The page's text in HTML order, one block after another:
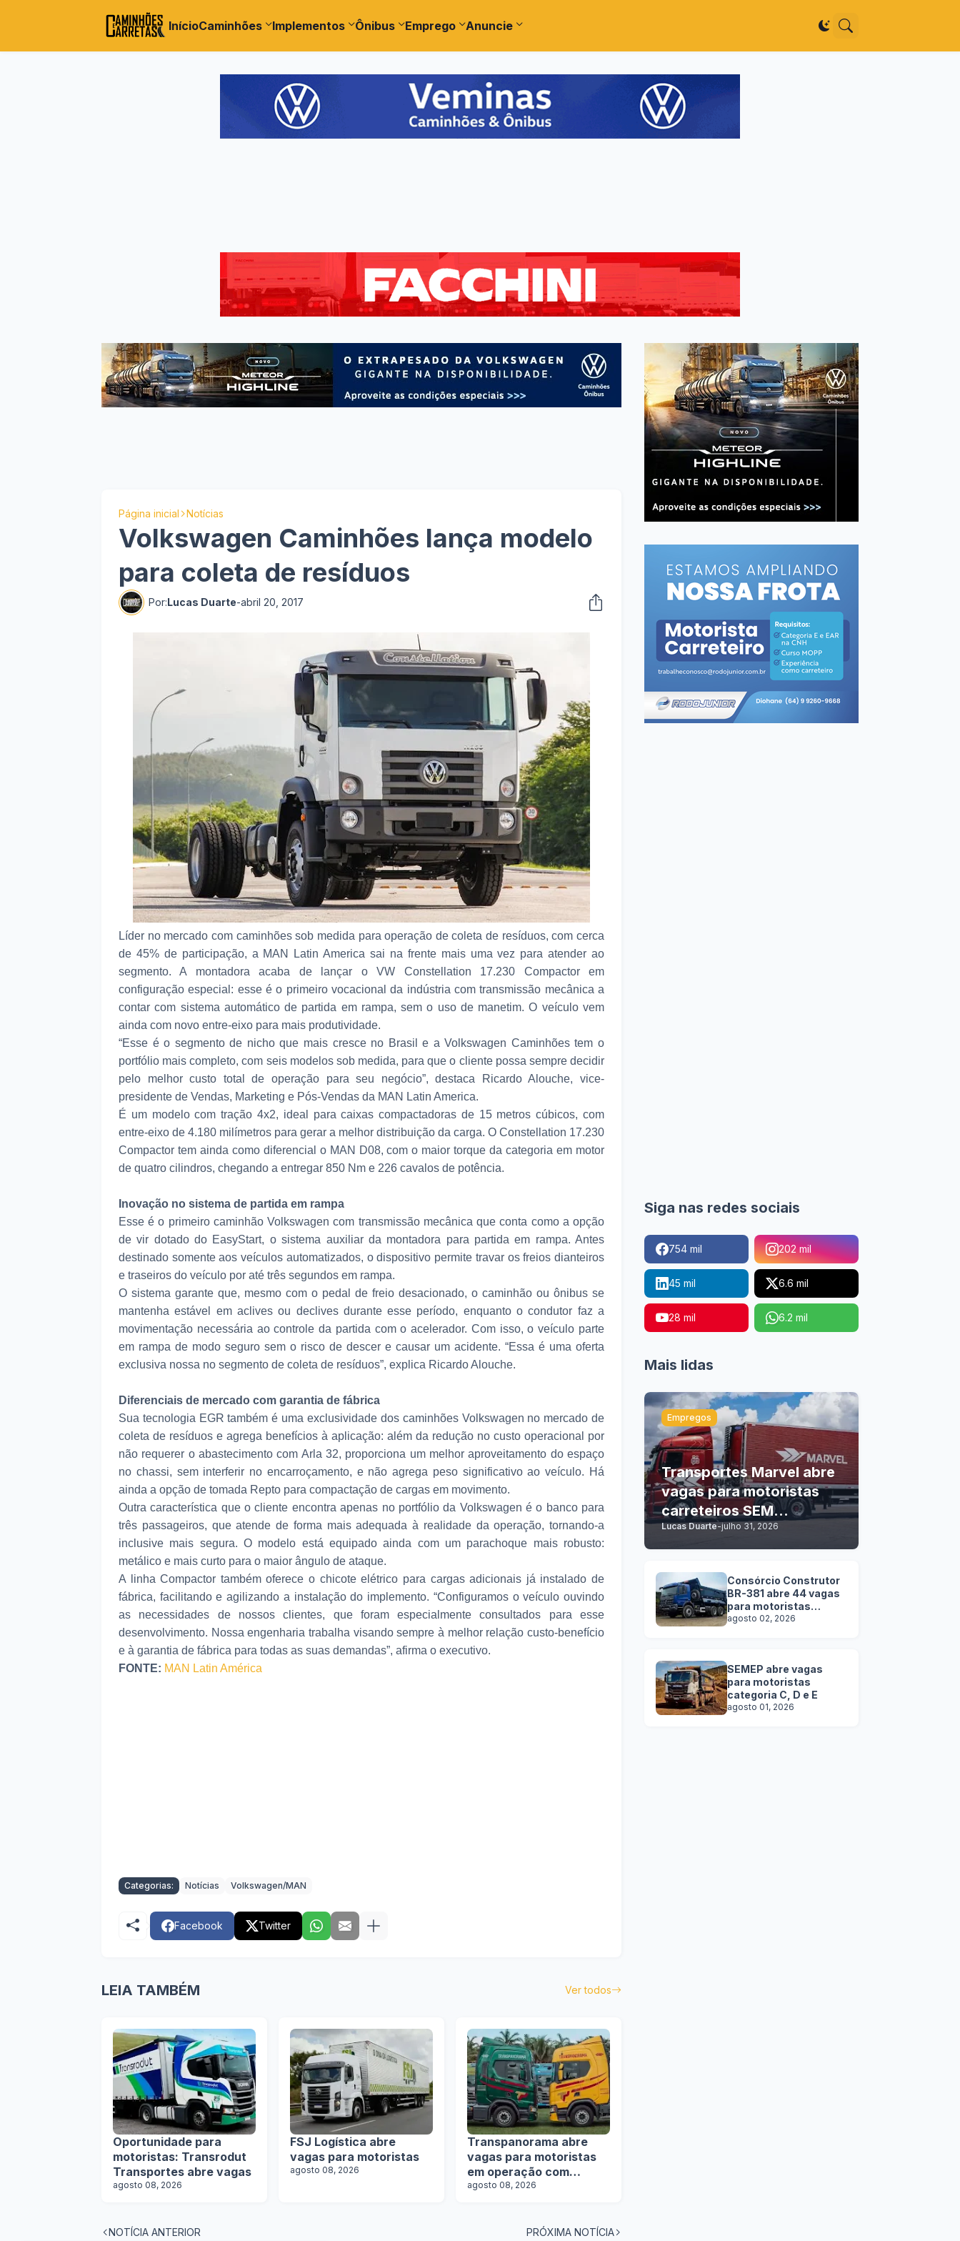
InícioCaminhões Implementos Ônibus Emprego Anuncie
Página inicial Notícias
Volkswagen Caminhões lança modelo
para coleta de resíduos
Por:Lucas Duarte-abril 20, 2017
Líder no mercado com caminhões sob medida para operação de coleta de resíduos, com cerca
de 45% de participação, a MAN Latin America sai na frente mais uma vez para atender ao
segmento. A montadora acaba de lançar o VW Constellation 17.230 Compactor em
configuração especial: esse é o primeiro vocacional da indústria com transmissão mecânica a
contar com sistema automático de partida em rampa, sem o uso de manetim. O veículo vem
ainda com novo entre-eixo para mais produtividade.
“Esse é o segmento de nicho que mais cresce no Brasil e a Volkswagen Caminhões tem o
portfólio mais completo, com seis modelos sob medida, para que o cliente possa sempre decidir
pelo melhor custo total de operação para seu negócio”, destaca Ricardo Alouche, vice-
presidente de Vendas, Marketing e Pós-Vendas da MAN Latin America.
É um modelo com tração 4x2, ideal para caixas compactadoras de 15 metros cúbicos, com
entre-eixo de 4.180 milímetros para gerar a melhor distribuição da carga. O Constellation 17.230
Compactor tem ainda como diferencial o MAN D08, com o maior torque da categoria em motor
de quatro cilindros, chegando a entregar 850 Nm e 226 cavalos de potência.
Inovação no sistema de partida em rampa
Esse é o primeiro caminhão Volkswagen com transmissão mecânica que conta como a opção
de vir dotado do EasyStart, o sistema auxiliar da montadora para partida em rampa. Antes
destinado somente aos veículos automatizados, o dispositivo permite travar os freios dianteiros
e traseiros do veículo por até três segundos em rampa.
O sistema garante que, mesmo com o pedal de freio desacionado, o caminhão ou ônibus se
mantenha estável em aclives ou declives durante esse período, enquanto o condutor faz a
movimentação necessária ao controle da partida com o acelerador. Com isso, o veículo parte
em rampa de modo seguro sem o risco de descer e causar um acidente. “Essa é uma oferta
exclusiva nossa no segmento de coleta de resíduos”, explica Ricardo Alouche.
Diferenciais de mercado com garantia de fábrica
Sua tecnologia EGR também é uma exclusividade dos caminhões Volkswagen no mercado de
coleta de resíduos e agrega benefícios à aplicação: além da redução no custo operacional por
não requerer o abastecimento com Arla 32, proporciona um melhor aproveitamento do espaço
no chassi, sem interferir no encarroçamento, e não agrega peso significativo ao veículo. Há
ainda a opção de tomada Repto para compactação de cargas em movimento.
Outra característica que o cliente encontra apenas no portfólio da Volkswagen é o banco para
três passageiros, que atende de forma mais adequada à realidade da operação, tornando-a
inclusive mais segura. O modelo está equipado ainda com um parachoque mais robusto:
metálico e mais curto para o maior ângulo de ataque.
A linha Compactor também oferece o chicote elétrico para cargas adicionais já instalado de
fábrica, facilitando e agilizando a instalação do implemento. “Configuramos o veículo ouvindo
as necessidades de nossos clientes, que foram especialmente consultados para esse
desenvolvimento. Nossa engenharia trabalha visando sempre à melhor relação custo-benefício
e à garantia de fábrica para todas as suas demandas”, afirma o executivo.
FONTE: MAN Latin América
Categorias: Notícias Volkswagen/MAN
Facebook Twitter
LEIA TAMBÉM Ver todos
Oportunidade para
motoristas: Transrodut
Transportes abre vagas
agosto 08, 2026
FSJ Logística abre
vagas para motoristas
agosto 08, 2026
Transpanorama abre
vagas para motoristas
em operação com
tanques
agosto 08, 2026
NOTÍCIA ANTERIOR PRÓXIMA NOTÍCIA
Siga nas redes sociais
754 mil 202 mil
45 mil 6.6 mil
28 mil 6.2 mil
Mais lidas
Empregos
Transportes Marvel abre
vagas para motoristas
carreteiros SEM
EXPERIÊNCIA
Lucas Duarte-julho 31, 2026
Consórcio Construtor
BR-381 abre 44 vagas
para motoristas
categoria C, D e E
agosto 02, 2026
SEMEP abre vagas
para motoristas
categoria C, D e E
agosto 01, 2026